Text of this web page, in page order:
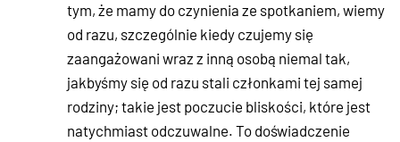
tym, że mamy do czynienia ze spotkaniem, wiemy
od razu, szczególnie kiedy czujemy się
zaangażowani wraz z inną osobą niemal tak,
jakbyśmy się od razu stali członkami tej samej
rodziny; takie jest poczucie bliskości, które jest
natychmiast odczuwalne. To doświadczenie